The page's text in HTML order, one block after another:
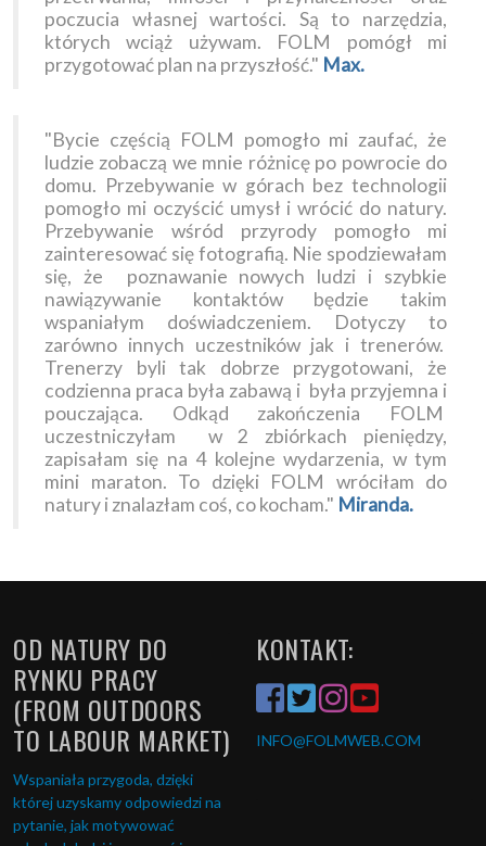
poczucia własnej wartości. Są to narzędzia,
których wciąż używam. FOLM pomógł mi
przygotować plan na przyszłość." Max.
"Bycie częścią FOLM pomogło mi zaufać, że
ludzie zobaczą we mnie różnicę po powrocie do
domu. Przebywanie w górach bez technologii
pomogło mi oczyścić umysł i wrócić do natury.
Przebywanie wśród przyrody pomogło mi
zainteresować się fotografią. Nie spodziewałam
się, że poznawanie nowych ludzi i szybkie
nawiązywanie kontaktów będzie takim
wspaniałym doświadczeniem. Dotyczy to
zarówno innych uczestników jak i trenerów.
Trenerzy byli tak dobrze przygotowani, że
codzienna praca była zabawą i była przyjemna i
pouczająca. Odkąd zakończenia FOLM
uczestniczyłam w 2 zbiórkach pieniędzy,
zapisałam się na 4 kolejne wydarzenia, w tym
mini maraton. To dzięki FOLM wróciłam do
natury i znalazłam coś, co kocham." Miranda.
OD NATURY DO
RYNKU PRACY
(FROM OUTDOORS
TO LABOUR MARKET)
Wspaniała przygoda, dzięki
której uzyskamy odpowiedzi na
pytanie, jak motywować
KONTAKT:
INFO@FOLMWEB.COM